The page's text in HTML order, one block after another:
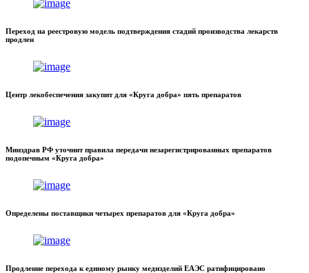
Переход на реестровую модель подтверждения стадий производства лекарств
продлен
Центр лекобеспечения закупит для «Круга добра» пять препаратов
Минздрав РФ уточнит правила передачи незарегистрированных препаратов
подопечным «Круга добра»
Определены поставщики четырех препаратов для «Круга добра»
Продление перехода к единому рынку медизделий ЕАЭС ратифицировано